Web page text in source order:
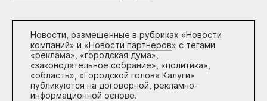
Новости, размещенные в рубриках «Новости
компаний» и «Новости партнеров» с тегами
«реклама», «городская дума»,
«законодательное собрание», «политика»,
«область», «Городской голова Калуги»
публикуются на договорной, рекламно-
информационной основе.